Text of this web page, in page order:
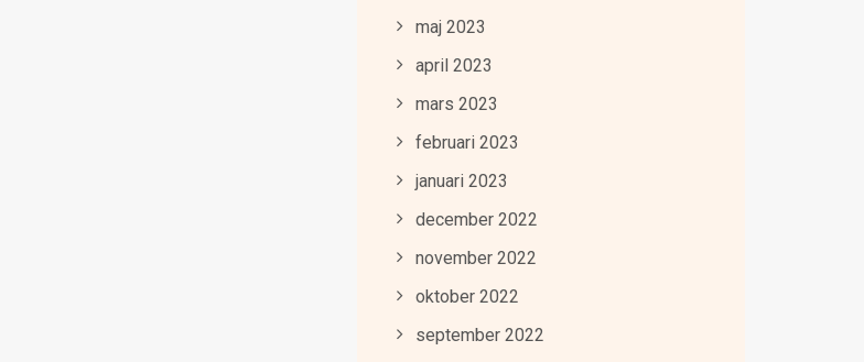
maj 2023
april 2023
mars 2023
februari 2023
januari 2023
december 2022
november 2022
oktober 2022
september 2022